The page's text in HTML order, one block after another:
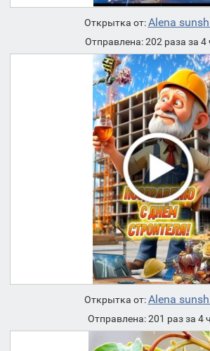
Открытка от:Alena
Отправлена: 202 раза за 4
Открытка от:Alena
Отправлена: 201 раз за 4